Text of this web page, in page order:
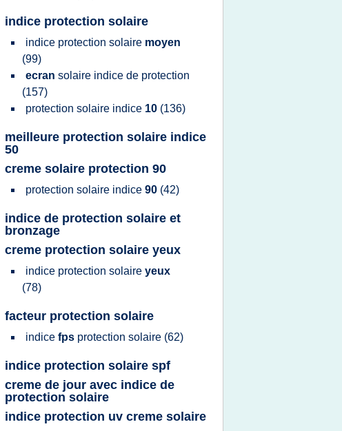
indice protection solaire
indice protection solaire moyen
(99)
ecran solaire indice de protection
(157)
protection solaire indice 10 (136)
meilleure protection solaire indice
50
creme solaire protection 90
protection solaire indice 90 (42)
indice de protection solaire et
bronzage
creme protection solaire yeux
indice protection solaire yeux
(78)
facteur protection solaire
indice fps protection solaire (62)
indice protection solaire spf
creme de jour avec indice de
protection solaire
indice protection uv creme solaire